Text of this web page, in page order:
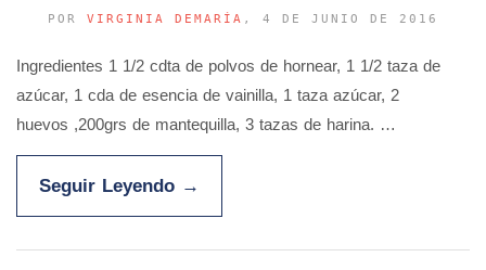
POR VIRGINIA DEMARÍA , 4 DE JUNIO DE 2016
Ingredientes 1 1/2 cdta de polvos de hornear, 1 1/2 taza de
azúcar, 1 cda de esencia de vainilla, 1 taza azúcar, 2
huevos ,200grs de mantequilla, 3 tazas de harina. …
Seguir Leyendo →